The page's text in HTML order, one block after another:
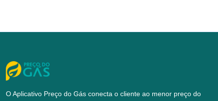
O Aplicativo Preço do Gás conecta o cliente ao menor preço do